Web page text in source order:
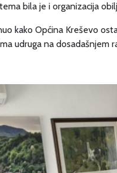
bila je i organizacija
kako Općina Kreševo
udruga na